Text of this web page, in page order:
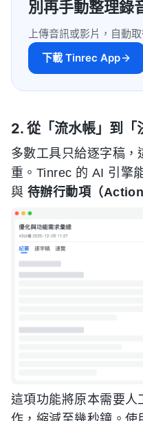
別再手動整理錄
上傳音訊或影片，自動
下載 Tinrec App
2. 從「流水帳」到「
多數工具只給逐字稿
重。Tinrec 的 AI 引擎
與 待辦行動項（Action
這項功能將原本需要人